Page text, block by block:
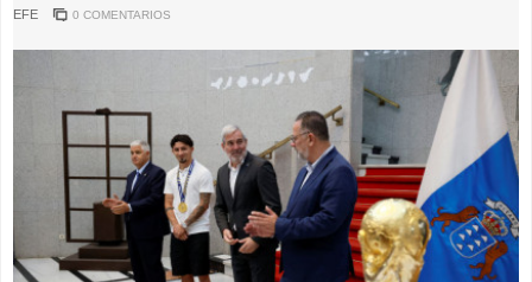
EFE 0 COMENTARIOS